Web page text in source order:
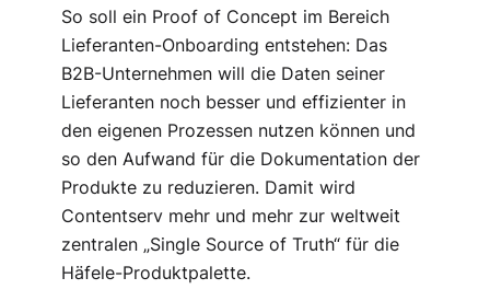
So soll ein Proof of Concept im Bereich
Lieferanten-Onboarding entstehen: Das
B2B-Unternehmen will die Daten seiner
Lieferanten noch besser und effizienter in
den eigenen Prozessen nutzen können und
so den Aufwand für die Dokumentation der
Produkte zu reduzieren. Damit wird
Contentserv mehr und mehr zur weltweit
zentralen „Single Source of Truth“ für die
Häfele-Produktpalette.